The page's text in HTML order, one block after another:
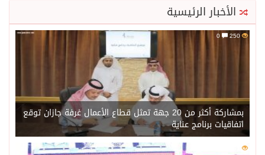
الأخبار الرئيسية
250
بمشاركة أكثر من 20 جهة تمثل قطاع الأعمال غرفة جازان توقع
اتفاقيات برنامج عناية
231